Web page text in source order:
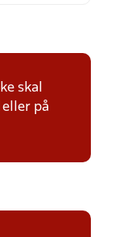
skal
eller på